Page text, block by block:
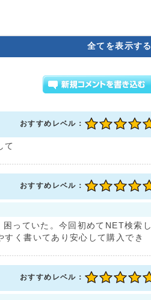
全てを表示する
おすすめレベル：
て
おすすめレベル：
っていた。今回初めてNET検索し
く書いてあり安心して購入でき
おすすめレベル：